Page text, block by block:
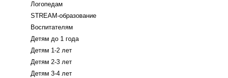
Логопедам
STREAM-образование
Воспитателям
Детям до 1 года
Детям 1-2 лет
Детям 2-3 лет
Детям 3-4 лет